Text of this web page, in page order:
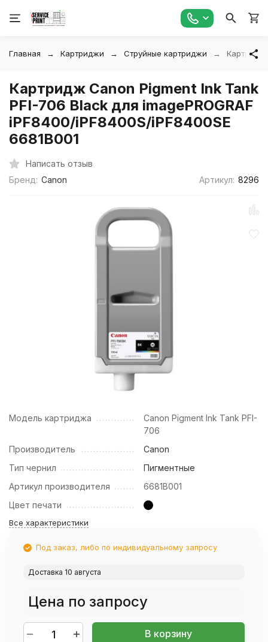
Главная Картриджи Струйные картриджи Картридж
Картридж Canon Pigment Ink Tank
PFI-706 Black для imagePROGRAF
iPF8400/iPF8400S/iPF8400SE
6681B001
Написать отзыв
Бренд: Canon Артикул: 8296
Модель картриджа
Canon Pigment Ink Tank PFI-
706
Производитель
Canon
Тип чернил
Пигментные
Артикул производителя
6681B001
Цвет печати
Все характеристики
Под заказ, либо по индивидуальному запросу
Доставка 10 августа
Цена по запросу
В корзину